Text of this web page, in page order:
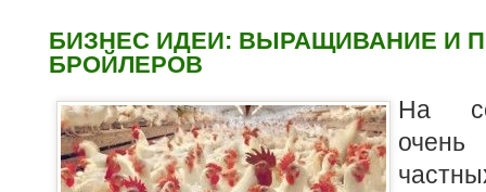
БИЗНЕС ИДЕИ: ВЫРАЩИВАНИЕ И
БРОЙЛЕРОВ
На